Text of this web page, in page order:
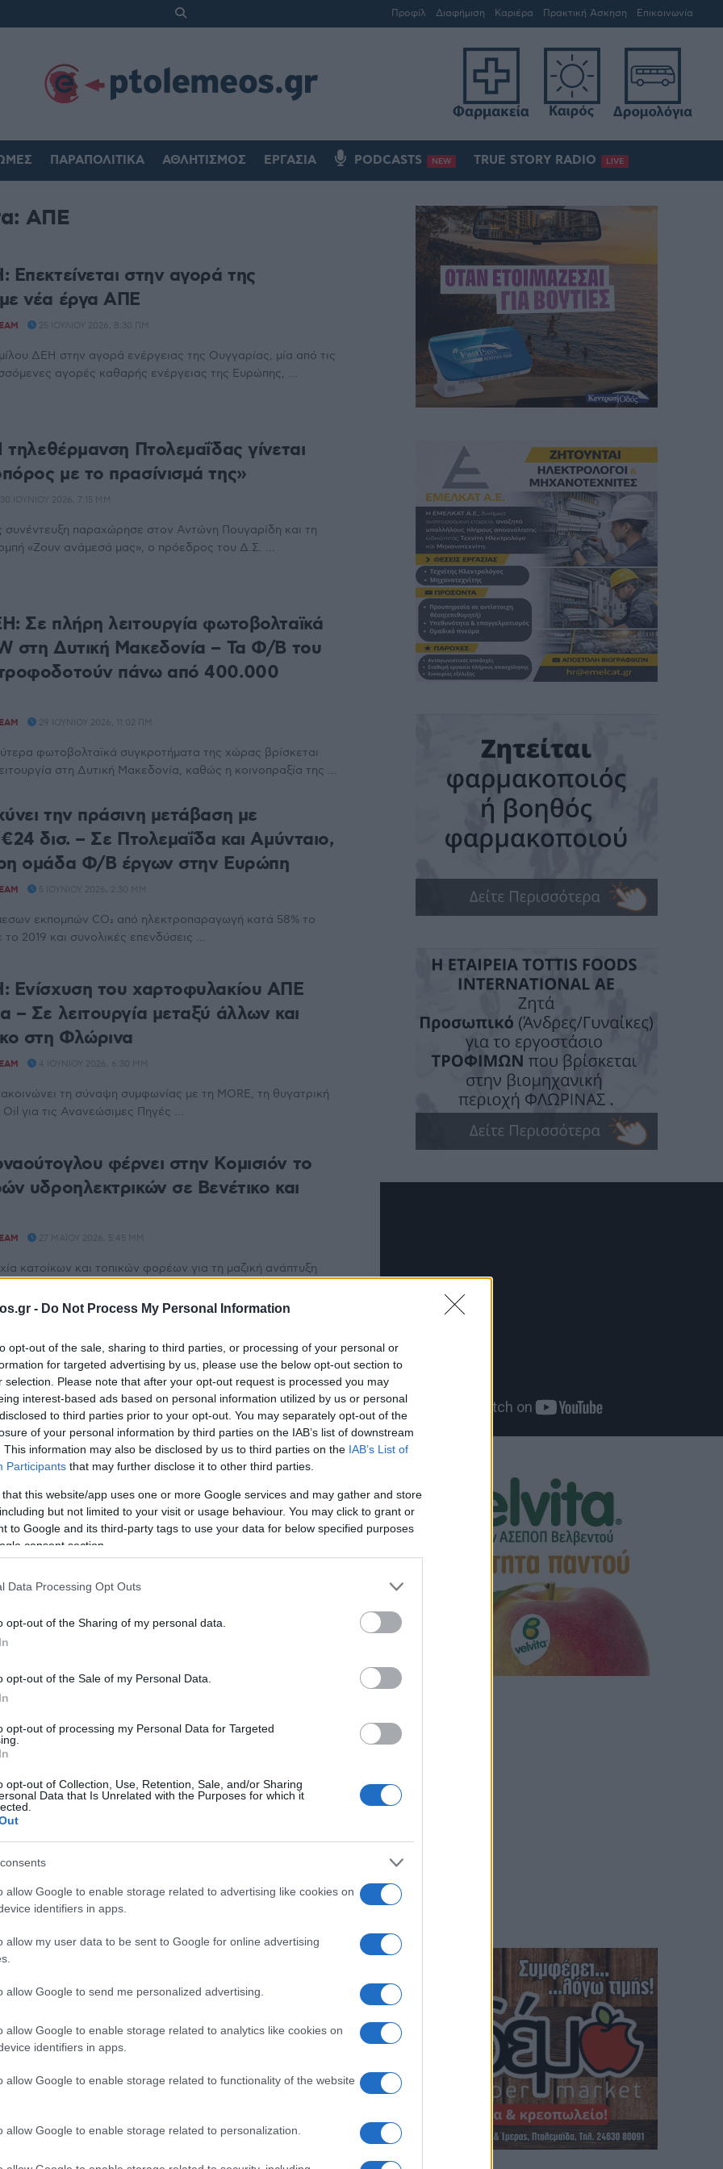
- Do Not Process My Personal Information
opt-out of the sale, sharing to third parties, or processing of your personal or
for targeted advertising by us, please use the below opt-out section to
selection. Please note that after your opt-out request is processed you may
interest-based ads based on personal information utilized by us or personal
to third parties prior to your opt-out. You may separately opt-out of the
of your personal information by third parties on the IAB’s list of downstream
This information may also be disclosed by us to third parties on the IAB’s List of
Participants that may further disclose it to other third parties.
that this website/app uses one or more Google services and may gather and store
but not limited to your visit or usage behaviour. You may click to grant or
to Google and its third-party tags to use your data for below specified purposes
consent section.
Data Processing Opt Outs
opt-out of the Sharing of my personal data.
opt-out of the Sale of my Personal Data.
opt-out of processing my Personal Data for Targeted
opt-out of Collection, Use, Retention, Sale, and/or Sharing
Data that Is Unrelated with the Purposes for which it
allow Google to enable storage related to advertising like cookies on
identifiers in apps.
allow my user data to be sent to Google for online advertising
allow Google to send me personalized advertising.
allow Google to enable storage related to analytics like cookies on
identifiers in apps.
allow Google to enable storage related to functionality of the website
allow Google to enable storage related to personalization.
Προφίλ Διαφήμιση Καριέρα Πρακτική Άσκηση Επικοινωνία
ΠΑΡΑΠΟΛΙΤΙΚΆ ΑΘΛΗΤΙΣΜΌΣ ΕΡΓΑΣΊΑ PODCASTS NEW TRUE STORY RADIO LIVE
ΑΠΕ
στην αγορά της
νέα έργα ΑΠΕ
25 ΙΟΥΛΊΟΥ 2026, 8:30 ΠΜ
ΔΕΗ στην αγορά ενέργειας της Ουγγαρίας, μία από τις
αγορές καθαρής ενέργειας της Ευρώπης, ...
Πτολεμαΐδας γίνεται
με το πρασίνισμά της»
30 ΙΟΥΝΊΟΥ 2026, 7:15 ΜΜ
συνέντευξη παραχώρησε στον Αντώνη Πουγαρίδη και τη
«Ζουν ανάμεσά μας», ο πρόεδρος του Δ.Σ. ...
Σε πλήρη λειτουργία φωτοβολταϊκά
στη Δυτική Μακεδονία – Τα Φ/Β του
πάνω από 400.000
29 ΙΟΥΝΊΟΥ 2026, 11:02 ΠΜ
φωτοβολταϊκά συγκροτήματα της χώρας βρίσκεται
στη Δυτική Μακεδονία, καθώς η κοινοπραξία της ...
την πράσινη μετάβαση με
δισ. – Σε Πτολεμαΐδα και Αμύνταιο,
ομάδα Φ/Β έργων στην Ευρώπη
5 ΙΟΥΝΊΟΥ 2026, 2:30 ΜΜ
εκπομπών CO₂ από ηλεκτροπαραγωγή κατά 58% το
2019 και συνολικές επενδύσεις ...
Ενίσχυση του χαρτοφυλακίου ΑΠΕ
– Σε λειτουργία μεταξύ άλλων και
στη Φλώρινα
4 ΙΟΥΝΊΟΥ 2026, 6:30 ΜΜ
τη σύναψη συμφωνίας με τη MORE, τη θυγατρική
για τις Ανανεώσιμες Πηγές ...
φέρνει στην Κομισιόν το
υδροηλεκτρικών σε Βενέτικο και
27 ΜΑΪ́ΟΥ 2026, 5:45 ΜΜ
κατοίκων και τοπικών φορέων για τη μαζική ανάπτυξη
centers βάζουν τη ΔΕΗ σε μια νέα
28 ΑΠΡΙΛΊΟΥ 2026, 6:29 ΜΜ
σε έναν από τους πιο ισχυρούς μετασχηματισμούς
που θα της αλλάξει όχι μόνο μέγεθος ...
μπαίνουν οι πρώτες μπαταρίες ΑΠΕ στο
– Τι φέρνει το ατού της
Ένα νέο κεφάλαιο ανοίγει για το ελληνικό ηλεκτρικό
πρώτες μονάδες αποθήκευσης ηλεκτρικής ενέργειας με ...
ισχύος έως το 2030
24 ΑΠΡΙΛΊΟΥ 2026, 1:26 ΜΜ
της ενεργειακής της μετάβασης προχωρά η ΔΕΗ, η οποία
μετοχικού κεφαλαίου 4 δισ. και
24 δισ. έως το 2030
φιλόδοξες στρατηγικές κινήσεις των τελευταίων ετών
προχωράει ο Όμιλος ΔΕΗ, καθώς ανακοίνωσε ...
Αιτήσεις για 16 νέα έργα τον
την Καρδιά